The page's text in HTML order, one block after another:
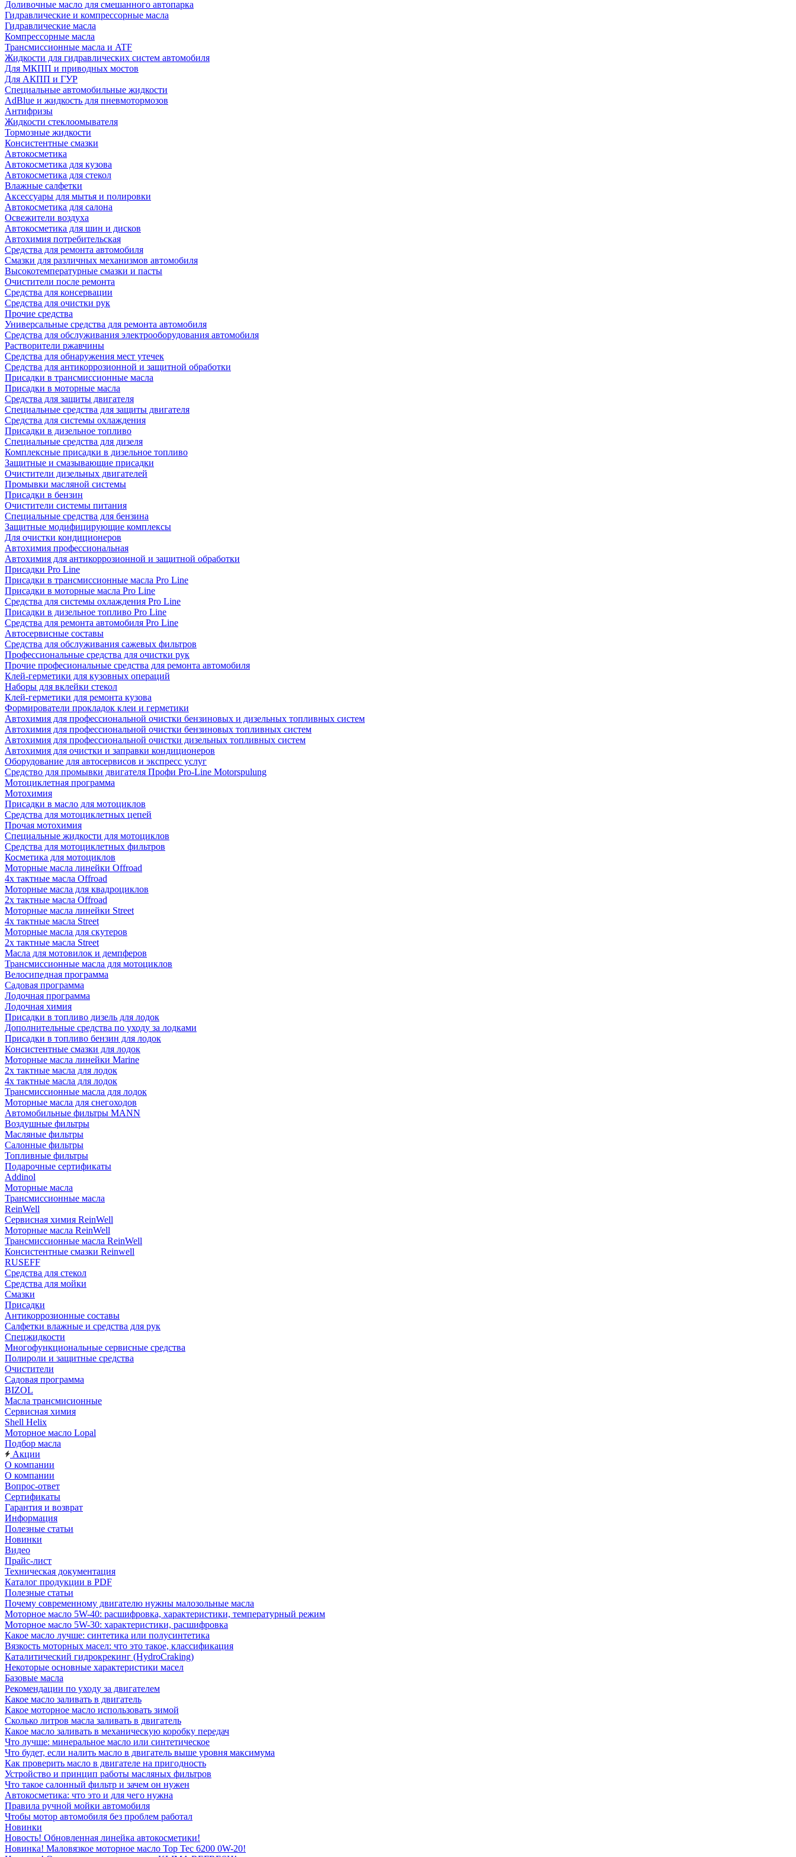
Доливочные масло для смешанного автопарка
Гидравлические и компрессорные масла
Гидравлические масла
Компрессорные масла
Трансмиссионные масла и ATF
Жидкости для гидравлических систем автомобиля
Для МКПП и приводных мостов
Для АКПП и ГУР
Специальные автомобильные жидкости
AdBlue и жидкость для пневмотормозов
Антифризы
Жидкости стеклоомывателя
Тормозные жидкости
Консистентные смазки
Автокосметика
Автокосметика для кузова
Автокосметика для стекол
Влажные салфетки
Аксессуары для мытья и полировки
Автокосметика для салона
Освежители воздуха
Автокосметика для шин и дисков
Автохимия потребительская
Средства для ремонта автомобиля
Смазки для различных механизмов автомобиля
Высокотемпературные смазки и пасты
Очистители после ремонта
Средства для консервации
Средства для очистки рук
Прочие средства
Универсальные средства для ремонта автомобиля
Средства для обслуживания электрооборудования автомобиля
Растворители ржавчины
Средства для обнаружения мест утечек
Средства для антикоррозионной и защитной обработки
Присадки в трансмиссионные масла
Присадки в моторные масла
Средства для защиты двигателя
Специальныe средства для защиты двигателя
Средства для системы охлаждения
Присадки в дизельное топливо
Спeциальные средства для дизеля
Комплексные присадки в дизельное топливо
Защитные и смазывающие присадки
Очистители дизельных двигателей
Промывки масляной системы
Присадки в бензин
Очистители системы питания
Специальные срeдства для бензина
Защитные модифицирующие комплексы
Для очистки кондиционеров
Автохимия профессиональная
Автохимия для антикоррозионной и защитной обработки
Присадки Pro Line
Присадки в трансмиссионные масла Pro Line
Присадки в моторные масла Pro Line
Средства для системы охлаждения Pro Line
Присадки в дизельное топливо Pro Line
Средства для ремонта автомобиля Pro Line
Автосервисные составы
Средства для обслуживания сажевых фильтров
Профессиональные средства для очистки рук
Прочие професиональные средства для ремонта автомобиля
Клей-герметики для кузовных операций
Наборы для вклейки стекол
Клей-герметики для ремонта кузова
Формирователи прокладок клеи и герметики
Автохимия для профессиональной очистки бензиновых и дизельных топливных систем
Автохимия для профессиональной очистки бензиновых топливных систем
Автохимия для профессиональной очистки дизельных топливных систем
Автохимия для очистки и заправки кондиционеров
Оборудование для автосервисов и экспресс услуг
Средство для промывки двигателя Профи Pro-Line Motorspulung
Мотоциклетная программа
Мотохимия
Присадки в масло для мотоциклов
Средства для мотоциклетных цепей
Прочая мотохимия
Специальные жидкости для мотоциклов
Средства для мотоциклетных фильтров
Косметика для мотоциклов
Моторные масла линейки Offroad
4х тактные масла Offroad
Моторные масла для квадроциклов
2х тактные масла Offroad
Моторные масла линейки Street
4х тактные масла Street
Моторные масла для скутеров
2х тактные масла Street
Масла для мотовилок и демпферов
Трансмиссионные масла для мотоциклов
Велосипедная программа
Садовая программа
Лодочная программа
Лодочная химия
Присадки в топливо дизель для лодок
Дополнительные средства по уходу за лодками
Присадки в топливо бензин для лодок
Консистентные смазки для лодок
Моторные масла линейки Marine
2х тактные масла для лодок
4х тактные масла для лодок
Трансмиссионные масла для лодок
Моторные масла для снегоходов
Автомобильные фильтры MANN
Воздушные фильтры
Масляные фильтры
Салонные фильтры
Топливные фильтры
Подарочные сертификаты
Addinol
Моторные масла
Трансмиссионные масла
ReinWell
Сервисная химия ReinWell
Моторные масла ReinWell
Трансмиссионные масла ReinWell
Консистентные смазки Reinwell
RUSEFF
Средства для стекол
Средства для мойки
Смазки
Присадки
Антикоррозионные составы
Салфетки влажные и средства для рук
Спецжидкости
Многофункциональные сервисные средства
Полироли и защитные средства
Очистители
Садовая программа
BIZOL
Масла трансмисионные
Сервисная химия
Shell Helix
Моторное масло Lopal
Подбор масла
Акции
О компании
О компании
Вопрос-ответ
Сертификаты
Гарантия и возврат
Информация
Полезные статьи
Новинки
Видео
Прайс-лист
Техническая документация
Каталог продукции в PDF
Полезные статьи
Почему современному двигателю нужны малозольные масла
Моторное масло 5W-40: расшифровка, характеристики, температурный режим
Моторное масло 5W-30: характеристики, расшифровка
Какое масло лучше: синтетика или полусинтетика
Вязкость моторных масел: что это такое, классификация
Каталитический гидрокрекинг (НydroСraking)
Некоторые основные характеристики масел
Базовые масла
Рекомендации по уходу за двигателем
Какое масло заливать в двигатель
Какое моторное масло использовать зимой
Сколько литров масла заливать в двигатель
Какое масло заливать в механическую коробку передач
Что лучше: минеральное масло или синтетическое
Что будет, если налить масло в двигатель выше уровня максимума
Как проверить масло в двигателе на пригодность
Устройство и принцип работы масляных фильтров
Что такое салонный фильтр и зачем он нужен
Автокосметика: что это и для чего нужна
Правила ручной мойки автомобиля
Чтобы мотор автомобиля без проблем работал
Новинки
Новость! Обновленная линейка автокосметики!
Новинка! Маловязкое моторное масло Top Tec 6200 0W-20!